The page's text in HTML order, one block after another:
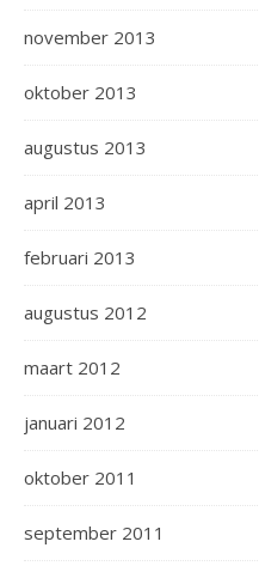
november 2013
oktober 2013
augustus 2013
april 2013
februari 2013
augustus 2012
maart 2012
januari 2012
oktober 2011
september 2011